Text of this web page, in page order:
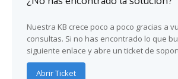
Nuestra KB crece poco a poco gracias a
consultas. Si no has encontrado lo que
siguiente enlace y abre un ticket de
Abrir Ticket